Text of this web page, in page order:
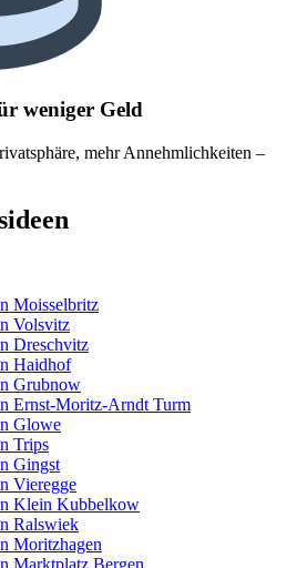
weniger Geld
mehr Annehmlichkeiten –
Moisselbritz
Volsvitz
Dreschvitz
Haidhof
Grubnow
Ernst-Moritz-Arndt Turm
Glowe
Trips
Gingst
Vieregge
Klein Kubbelkow
Ralswiek
Moritzhagen
Marktplatz Bergen